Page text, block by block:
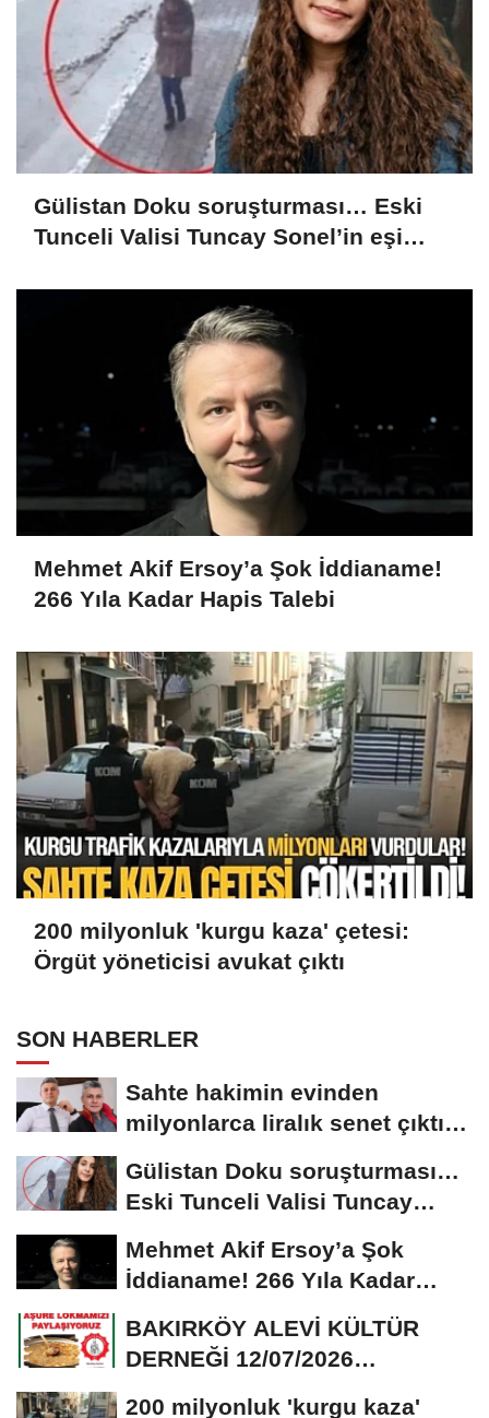
Gülistan Doku soruşturması… Eski
Tunceli Valisi Tuncay Sonel’in eşi
Mehmet Akif Ersoy’a Şok İddianame!
266 Yıla Kadar Hapis Talebi
200 milyonluk 'kurgu kaza' çetesi:
Örgüt yöneticisi avukat çıktı
SON HABERLER
Sahte hakimin evinden
milyonlarca liralık senet çıktı:
Gülistan Doku soruşturması…
Eski Tunceli Valisi Tuncay
Mehmet Akif Ersoy’a Şok
İddianame! 266 Yıla Kadar
Hapis Talebi
BAKIRKÖY ALEVİ KÜLTÜR
DERNEĞİ 12/07/2026
200 milyonluk 'kurgu kaza'